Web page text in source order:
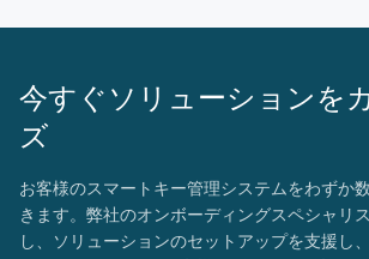
今すぐソリューションを
ズ
お客様のスマートキー管理システムをわずか
きます。弊社のオンボーディングスペシャリ
し、ソリューションのセットアップを支援し